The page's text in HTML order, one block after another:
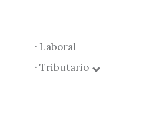
· Laboral
· Tributario